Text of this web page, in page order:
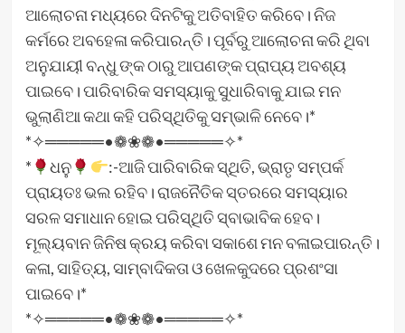
ଆଲୋଚନା ମଧ୍ୟରେ ଦିନଟିକୁ ଅତିବାହିତ କରିବେ। ନିଜ
କର୍ମରେ ଅବହେଳା କରିପାରନ୍ତି। ପୂର୍ବରୁ ଆଲୋଚନା କରି ଥିବା
ଅନୁଯାୟୀ ବନ୍ଧୁ ଙ୍କ ଠାରୁ ଆପଣଙ୍କ ପ୍ରାପ୍ୟ ଅବଶ୍ୟ
ପାଇବେ। ପାରିବାରିକ ସମସ୍ୟାକୁ ସୁଧାରିବାକୁ ଯାଇ ମନ
ଭୁଲାଣିଆ କଥା କହି ପରିସ୍ଥିତିକୁ ସମ୍ଭାଳି ନେବେ।*
*✧═════•❁❀❁•═════✧*
*
ଧନୁ
:-ଆଜି ପାରିବାରିକ ସ୍ଥିତି, ଭ୍ରାତୃ ସମ୍ପର୍କ
ପ୍ରାୟତଃ ଭଲ ରହିବ। ରାଜନୈତିକ ସ୍ତରରେ ସମସ୍ୟାର
ସରଳ ସମାଧାନ ହୋଇ ପରିସ୍ଥିତି ସ୍ବାଭାବିକ ହେବ।
ମୂଲ୍ୟବାନ ଜିନିଷ କ୍ରୟ କରିବା ସକାଶେ ମନ ବଳାଇପାରନ୍ତି।
କଳା, ସାହିତ୍ୟ, ସାମ୍ବାଦିକତା ଓ ଖେଳକୁଦରେ ପ୍ରଶଂସା
ପାଇବେ।*
*✧═════•❁❀❁•═════✧*